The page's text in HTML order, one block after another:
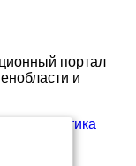
портал
и
Политика